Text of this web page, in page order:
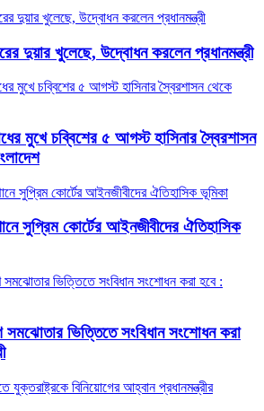
দুয়ার খুলেছে, উদ্বোধন করলেন প্রধানমন্ত্রী
মুখে চব্বিশের ৫ আগস্ট হাসিনার স্বৈরশাসন
সুপ্রিম কোর্টের আইনজীবীদের ঐতিহাসিক
সমঝোতার ভিত্তিতে সংবিধান সংশোধন করা